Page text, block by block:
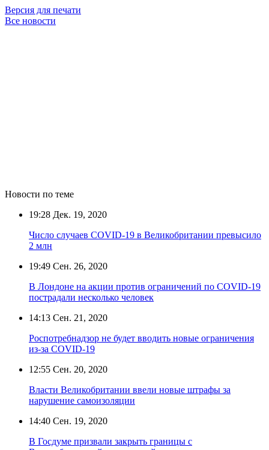
Версия для печати
Все новости
Новости по теме
19:28 Дек. 19, 2020
Число случаев COVID-19 в Великобритании превысило
2 млн
19:49 Сен. 26, 2020
В Лондоне на акции против ограничений по COVID-19
пострадали несколько человек
14:13 Сен. 21, 2020
Роспотребнадзор не будет вводить новые ограничения
из-за COVID-19
12:55 Сен. 20, 2020
Власти Великобритании ввели новые штрафы за
нарушение самоизоляции
14:40 Сен. 19, 2020
В Госдуме призвали закрыть границы с